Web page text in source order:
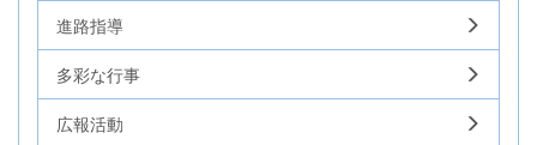
進路指導
多彩な行事
広報活動